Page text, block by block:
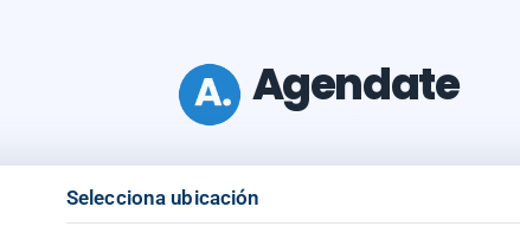
Agendate
Selecciona ubicación